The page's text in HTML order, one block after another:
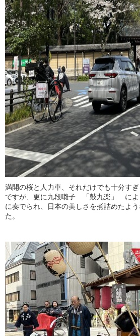
満開の桜と人力車、それだけでも十分す
ですが、更に九段囃子 「鼓九楽」
によ
に奏でられ、日本の美しさを煮詰めたよ
た。